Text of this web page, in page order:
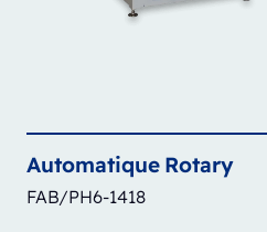
Automatique Rotary
FAB/PH6-1418